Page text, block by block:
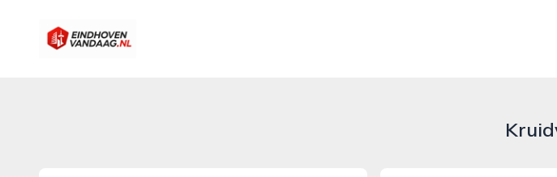
eindhovenvandaag.nl